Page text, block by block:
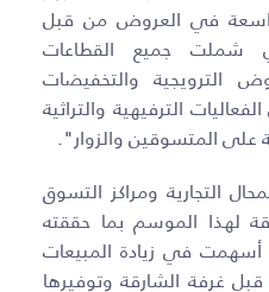
في العروض من قبل
شملت جميع القطاعات
الترويجية والتخفيضات
الترفيهية والتراثية
المتسوقين والزوار"
.
التجارية ومراكز التسوق
لهذا الموسم بما حققته
في زيادة المبيعات
غرفة الشارقة وتوفيرها